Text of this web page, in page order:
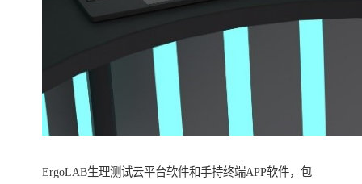
ErgoLAB生理测试云平台软件和手持终端APP软件，包